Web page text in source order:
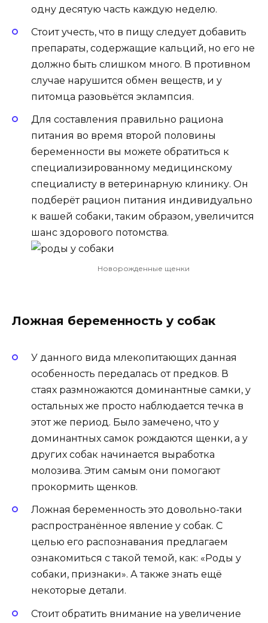
одну десятую часть каждую неделю.
Стоит учесть, что в пищу следует добавить
препараты, содержащие кальций, но его не
должно быть слишком много. В противном
случае нарушится обмен веществ, и у
питомца разовьётся эклампсия.
Для составления правильно рациона
питания во время второй половины
беременности вы можете обратиться к
специализированному медицинскому
специалисту в ветеринарную клинику. Он
подберёт рацион питания индивидуально
к вашей собаки, таким образом, увеличится
шанс здорового потомства.
Новорожденные щенки
Ложная беременность у собак
У данного вида млекопитающих данная
особенность передалась от предков. В
стаях размножаются доминантные самки, у
остальных же просто наблюдается течка в
этот же период. Было замечено, что у
доминантных самок рождаются щенки, а у
других собак начинается выработка
молозива. Этим самым они помогают
прокормить щенков.
Ложная беременность это довольно-таки
распространённое явление у собак. С
целью его распознавания предлагаем
ознакомиться с такой темой, как: «Роды у
собаки, признаки». А также знать ещё
некоторые детали.
Стоит обратить внимание на увеличение